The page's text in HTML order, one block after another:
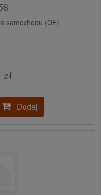
samochodu (OE)
Dodaj